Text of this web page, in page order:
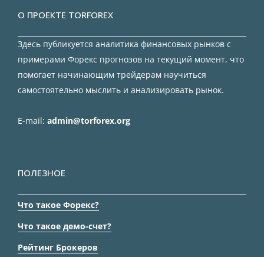
О ПРОЕКТЕ TORFOREX
Здесь публикуется аналитика финансовых рынков с
примерами Форекс прогнозов на текущий момент, что
помогает начинающим трейдерам научиться
самостоятельно мыслить и анализировать рынок.
E-mail: admin@torforex.org
ПОЛЕЗНОЕ
Что такое Форекс?
Что такое демо-счет?
Рейтинг Брокеров